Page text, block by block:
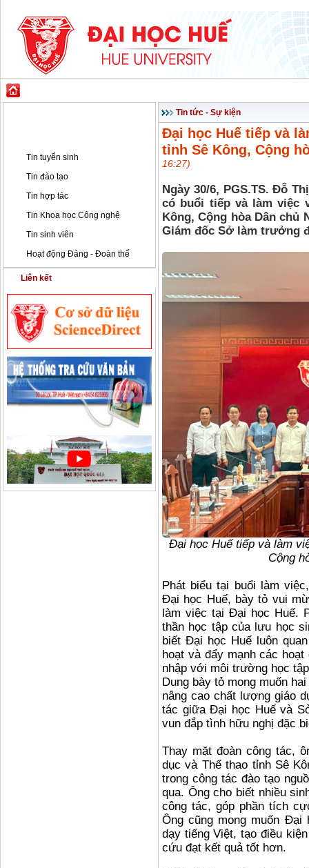
Tin tuyển sinh
Tin đào tạo
Tin hợp tác
Tin Khoa học Công nghệ
Tin sinh viên
Hoạt động Đảng - Đoàn thể
Liên kết
Tin tức - Sự kiện
Đại học Huế tiếp và
tỉnh Sê Kông, Cộng
16:27)
Ngày 30/6, PGS.TS. Đỗ
có buổi tiếp và làm việc
Kông, Cộng hòa Dân chủ
Giám đốc Sở làm trưởng
Đại học Huế tiếp và làm
Cộng
Phát biểu tại buổi làm
Đại học Huế, bày tỏ vui
làm việc tại Đại học Huế.
thần học tập của lưu học
biết Đại học Huế luôn
hoạt và đẩy mạnh các
nhập với môi trường học
Dung bày tỏ mong muốn
nâng cao chất lượng giáo
tác giữa Đại học Huế và
vun đắp tình hữu nghị đặc
Thay mặt đoàn công tác,
dục và Thể thao tỉnh Sê
trong công tác đào tạo
qua. Ông cho biết nhiều
công tác, góp phần tích
Ông cũng mong muốn Đại
dạy tiếng Việt, tạo điều
cứu đạt kết quả tốt hơn.